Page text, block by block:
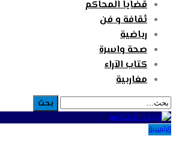
قضايا المحاكم
ثقافة و فن
رياضية
صحة واسرة
كتاب الآراء
مغاربية
الرئيسية